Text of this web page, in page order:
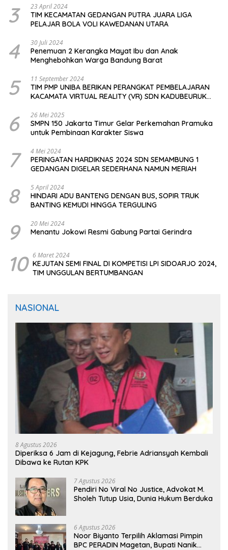
3 23 April 2024
TIM KECAMATAN GEDANGAN PUTRA JUARA LIGA
PELAJAR BOLA VOLI KAWEDANAN UTARA
4 30 Juli 2024
Penemuan 2 Kerangka Mayat Ibu dan Anak
Menghebohkan Warga Bandung Barat
5 11 September 2024
TIM PMP UNIBA BERIKAN PERANGKAT PEMBELAJARAN
KACAMATA VIRTUAL REALITY (VR) SDN KADUBEURUK
6 26 Mei 2025
SMPN 150 Jakarta Timur Gelar Perkemahan Pramuka
untuk Pembinaan Karakter Siswa
7 4 Mei 2024
PERINGATAN HARDIKNAS 2024 SDN SEMAMBUNG 1
GEDANGAN DIGELAR SEDERHANA NAMUN MERIAH
8 5 April 2024
HINDARI ADU BANTENG DENGAN BUS, SOPIR TRUK
BANTING KEMUDI HINGGA TERGULING
9 20 Mei 2024
Menantu Jokowi Resmi Gabung Partai Gerindra
10 6 Maret 2024
KEJUTAN SEMI FINAL DI KOMPETISI LPI SIDOARJO 2024,
TIM UNGGULAN BERTUMBANGAN
NASIONAL
8 Agustus 2026
Diperiksa 6 Jam di Kejagung, Febrie Adriansyah Kembali
Dibawa ke Rutan KPK
7 Agustus 2026
Pendiri No Viral No Justice, Advokat M.
Sholeh Tutup Usia, Dunia Hukum Berduka
6 Agustus 2026
Noor Biyanto Terpilih Aklamasi Pimpin
BPC PERADIN Magetan, Bupati Nanik